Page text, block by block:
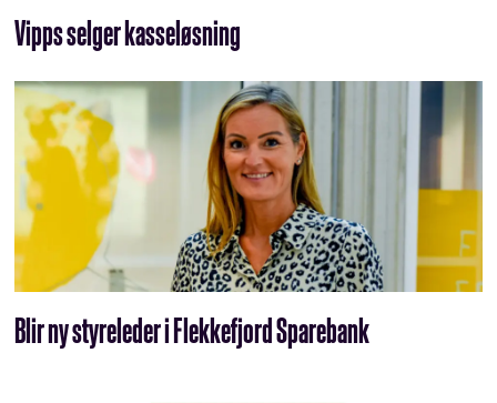
Vipps selger kasseløsning
Blir ny styreleder i Flekkefjord Sparebank